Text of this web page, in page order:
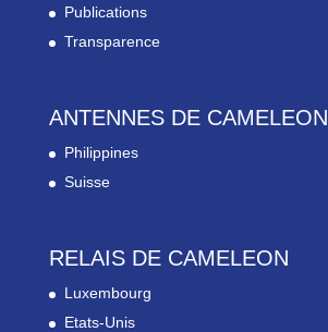
Publications
Transparence
ANTENNES DE CAMELEON
Philippines
Suisse
RELAIS DE CAMELEON
Luxembourg
Etats-Unis